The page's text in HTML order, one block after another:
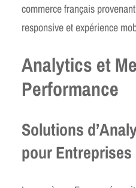
commerce français
responsive et expérience
Analytics et
Performance
Solutions
pour